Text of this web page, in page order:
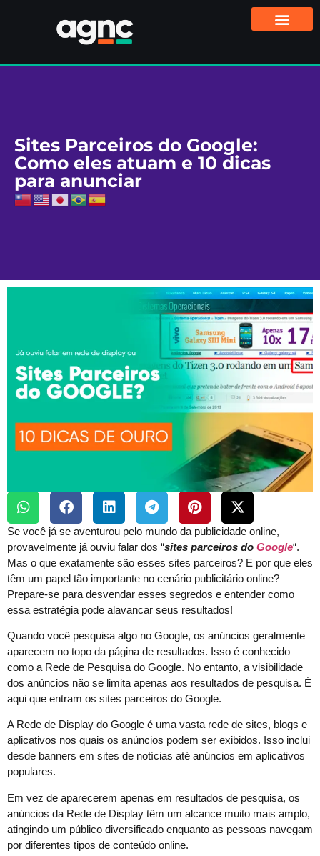
Sites Parceiros do Google:
Como eles atuam e 10 dicas
para anunciar
Se você já se aventurou pelo mundo da publicidade online,
provavelmente já ouviu falar dos “sites parceiros do Google“.
Mas o que exatamente são esses sites parceiros? E por que eles
têm um papel tão importante no cenário publicitário online?
Prepare-se para desvendar esses segredos e entender como
essa estratégia pode alavancar seus resultados!
Quando você pesquisa algo no Google, os anúncios geralmente
aparecem no topo da página de resultados. Isso é conhecido
como a Rede de Pesquisa do Google. No entanto, a visibilidade
dos anúncios não se limita apenas aos resultados de pesquisa. É
aqui que entram os sites parceiros do Google.
A Rede de Display do Google é uma vasta rede de sites, blogs e
aplicativos nos quais os anúncios podem ser exibidos. Isso inclui
desde banners em sites de notícias até anúncios em aplicativos
populares.
Em vez de aparecerem apenas em resultados de pesquisa, os
anúncios da Rede de Display têm um alcance muito mais amplo,
atingindo um público diversificado enquanto as pessoas navegam
por diferentes tipos de conteúdo online.